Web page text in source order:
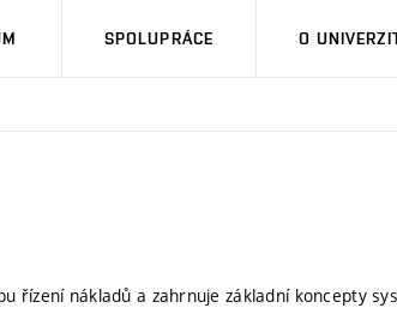
SPOLUPRÁCE O
řízení nákladů a zahrnuje základní koncepty